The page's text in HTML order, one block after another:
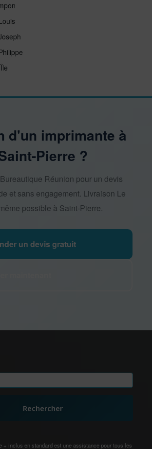
d'un imprimante à
Pierre ?
Réunion pour un devis
et sans engagement. Livraison Le
possible à Saint-Pierre.
un devis gratuit
Rechercher
+ inclus en standard est une assistance pour tous les